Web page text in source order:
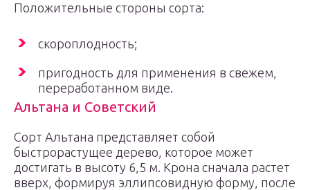
Положительные стороны сорта:
скороплодность;
пригодность для применения в свежем,
переработанном виде.
Альтана и Советский
Сорт Альтана представляет собой
быстрорастущее дерево, которое может
достигать в высоту 6,5 м. Крона сначала растет
вверх, формируя эллипсовидную форму, после